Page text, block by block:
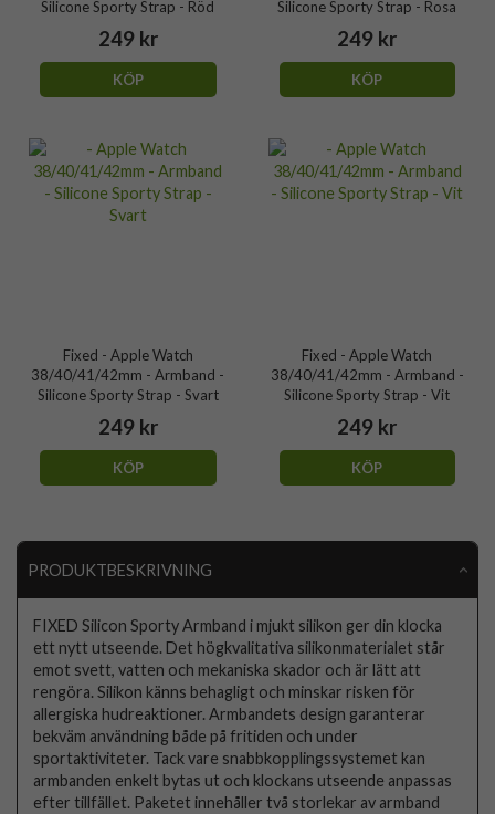
Silicone Sporty Strap - Röd
249 kr
KÖP
Silicone Sporty Strap - Rosa
249 kr
KÖP
Fixed - Apple Watch
38/40/41/42mm - Armband -
Silicone Sporty Strap - Svart
249 kr
KÖP
Fixed - Apple Watch
38/40/41/42mm - Armband -
Silicone Sporty Strap - Vit
249 kr
KÖP
PRODUKTBESKRIVNING
FIXED Silicon Sporty Armband i mjukt silikon ger din klocka
ett nytt utseende. Det högkvalitativa silikonmaterialet står
emot svett, vatten och mekaniska skador och är lätt att
rengöra. Silikon känns behagligt och minskar risken för
allergiska hudreaktioner. Armbandets design garanterar
bekväm användning både på fritiden och under
sportaktiviteter. Tack vare snabbkopplingssystemet kan
armbanden enkelt bytas ut och klockans utseende anpassas
efter tillfället. Paketet innehåller två storlekar av armband